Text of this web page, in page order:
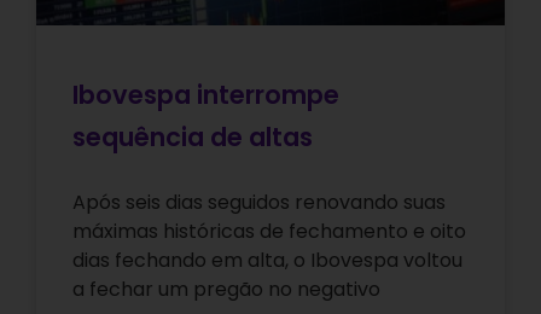
Ibovespa interrompe
sequência de altas
Após seis dias seguidos renovando suas
máximas históricas de fechamento e oito
dias fechando em alta, o Ibovespa voltou
a fechar um pregão no negativo